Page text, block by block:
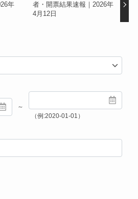
年
者・開票結果速報｜2026年
4月12日
～
（例:2020-01-01）